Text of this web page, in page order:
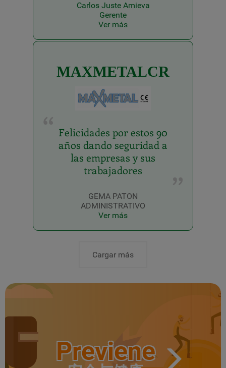
Carlos Juste Amieva
Gerente
Ver más
MAXMETALCR
Felicidades por estos 90
años dando seguridad a
las empresas y sus
trabajadores
GEMA PATON
ADMINISTRATIVO
Ver más
Cargar más
Previene